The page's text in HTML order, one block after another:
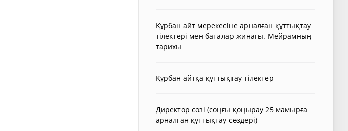
Құрбан айт мерекесіне арналған құттықтау
тілектері мен баталар жинағы. Мейрамның
тарихы
Құрбан айтқа құттықтау тілектер
Директор сөзі (соңғы қоңырау 25 мамырға
арналған құттықтау сөздері)